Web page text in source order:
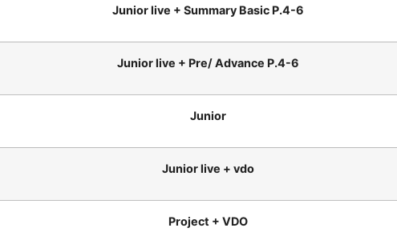
Junior live + Summary Basic P.4-6
Junior live + Pre/ Advance P.4-6
Junior
Junior live + vdo
Project + VDO